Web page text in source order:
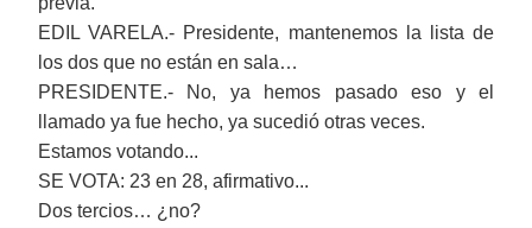
EDIL VARELA.- Presidente, mantenemos la lista de
los dos que no están en sala…
PRESIDENTE.- No, ya hemos pasado eso y el
llamado ya fue hecho, ya sucedió otras veces.
Estamos votando...
SE VOTA: 23 en 28, afirmativo...
Dos tercios… ¿no?